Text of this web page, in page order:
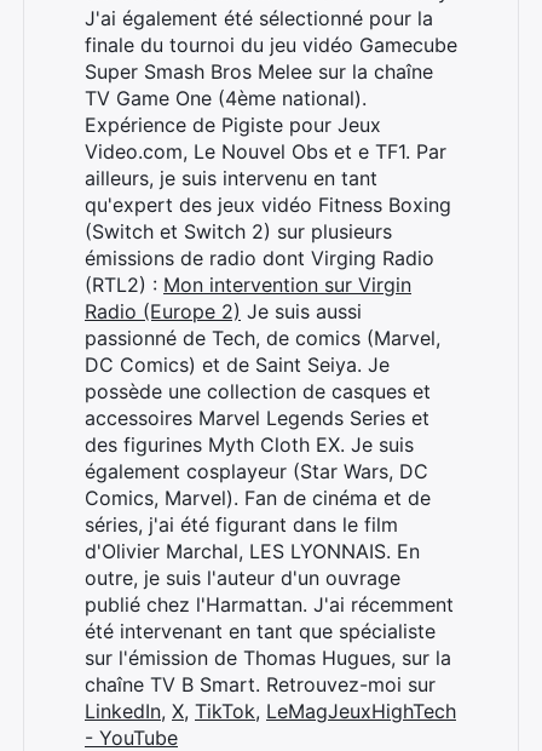
J'ai également été sélectionné pour la
finale du tournoi du jeu vidéo Gamecube
Super Smash Bros Melee sur la chaîne
TV Game One (4ème national).
Expérience de Pigiste pour Jeux
Video.com, Le Nouvel Obs et e TF1. Par
ailleurs, je suis intervenu en tant
qu'expert des jeux vidéo Fitness Boxing
(Switch et Switch 2) sur plusieurs
émissions de radio dont Virging Radio
(RTL2) : Mon intervention sur Virgin
Radio (Europe 2) Je suis aussi
passionné de Tech, de comics (Marvel,
DC Comics) et de Saint Seiya. Je
possède une collection de casques et
accessoires Marvel Legends Series et
des figurines Myth Cloth EX. Je suis
également cosplayeur (Star Wars, DC
Comics, Marvel). Fan de cinéma et de
séries, j'ai été figurant dans le film
d'Olivier Marchal, LES LYONNAIS. En
outre, je suis l'auteur d'un ouvrage
publié chez l'Harmattan. J'ai récemment
été intervenant en tant que spécialiste
sur l'émission de Thomas Hugues, sur la
chaîne TV B Smart. Retrouvez-moi sur
LinkedIn, X, TikTok, LeMagJeuxHighTech
- YouTube